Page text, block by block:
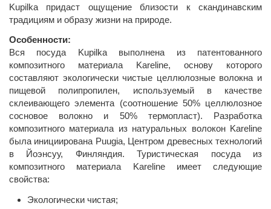
Kupilka придаст ощущение близости к скандинавским
традициям и образу жизни на природе.
Особенности:
Вся посуда Kupilka выполнена из патентованного
композитного материала Kareline, основу которого
составляют экологически чистые целлюлозные волокна и
пищевой полипропилен, используемый в качестве
склеивающего элемента (соотношение 50% целлюлозное
сосновое волокно и 50% термопласт). Разработка
композитного материала из натуральных волокон Kareline
была инициирована Puugia, Центром древесных технологий
в Йоэнсуу, Финляндия. Туристическая посуда из
композитного материала Kareline имеет следующие
свойства:
Экологически чистая;